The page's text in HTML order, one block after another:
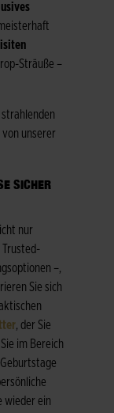
Sträuße –
unserer
SICHER B
nur
Trusted-
–,
Sie sich
, der Sie
im Bereich
wieder ein